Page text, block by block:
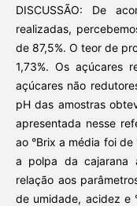
DISCUSSÃO: De
realizadas,
de 87,5%. O teor de
1,73%. Os açúcares
açúcares não
pH das amostras
apresentada nesse
ao °Brix a média foi de
a polpa da cajarana
relação aos
de umidade, acidez e